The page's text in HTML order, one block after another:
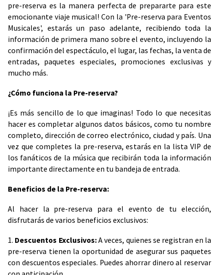
pre-reserva es la manera perfecta de prepararte para este
emocionante viaje musical! Con la 'Pre-reserva para Eventos
Musicales', estarás un paso adelante, recibiendo toda la
información de primera mano sobre el evento, incluyendo la
confirmación del espectáculo, el lugar, las fechas, la venta de
entradas, paquetes especiales, promociones exclusivas y
mucho más.
¿Cómo funciona la Pre-reserva?
¡Es más sencillo de lo que imaginas! Todo lo que necesitas
hacer es completar algunos datos básicos, como tu nombre
completo, dirección de correo electrónico, ciudad y país. Una
vez que completes la pre-reserva, estarás en la lista VIP de
los fanáticos de la música que recibirán toda la información
importante directamente en tu bandeja de entrada.
Beneficios de la Pre-reserva:
Al hacer la pre-reserva para el evento de tu elección,
disfrutarás de varios beneficios exclusivos:
1. Descuentos Exclusivos:A veces, quienes se registran en la
pre-reserva tienen la oportunidad de asegurar sus paquetes
con descuentos especiales. Puedes ahorrar dinero al reservar